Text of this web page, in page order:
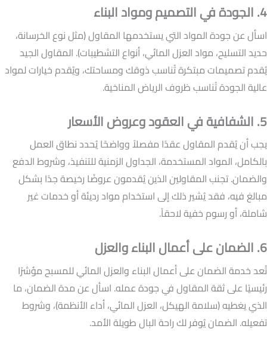
4. الجودة في التصميم ومواد البناء
اسأل عن جودة المواد التي يستخدمها المقاول (مثل نوع الخرسانة،
حديد التسليح، مواد العزل المائي، أنواع التشطيبات). المقاول الجيد
يُقدم تصميمات مبتكرة تُناسب ذوقك ومساحتك، ويُقدم خيارات لمواد
عالية الجودة تُناسب ظروف الرياض المناخية.
5. الشفافية في العقود وعروض الأسعار
يجب أن يُقدم المقاول عقدًا مفصلاً وواضحًا يُحدد نطاق العمل
بالكامل، المواد المستخدمة، الجداول الزمنية للتنفيذ، وشروط الدفع
والضمان. تجنب المقاولين الذين يُقدمون عروضًا رخيصة جدًا بشكل
مبالغ فيه، فقد يُشير ذلك إلى استخدام مواد رديئة أو خدمات غير
شاملة، أو رسوم خفية لاحقاً.
6. الضمان على أعمال البناء والعزل
تُعد خدمة الضمان على أعمال البناء والعزل المائي للمسبح مؤشرًا
رئيسيًا على ثقة المقاول في جودة عمله. اسأل عن مدة الضمان، ما
الذي يغطيه (سلامة الهيكل، العزل المائي، أداء الأنظمة)، وشروط
تفعيله. الضمان يُوفر لك راحة البال طويلة الأمد.